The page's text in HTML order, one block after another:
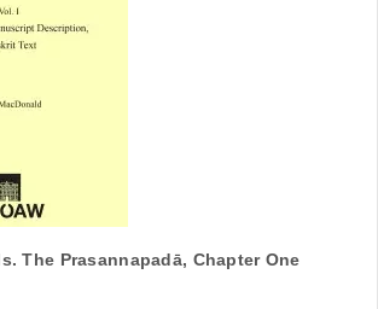
The Prasannapadā, Chapter One